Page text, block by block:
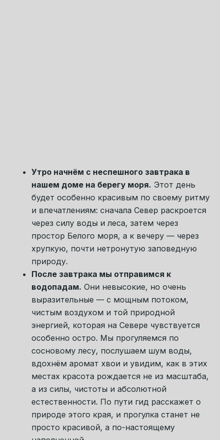
остаётся внутри надолго.
Вечером, перед ужином, у нас будет
возможность посетить
заповедник
, который находится всего в
нескольких минутах от нашего дома.
Возьмём бинокли и отправимся наблюдать
закраснокнижными птицами, а под
ногами будем замечать редкие полярные
растения, которые делают эту северную
природу ещё более ценной и тонкой. Это
будет красивое и очень спокойное
завершение дня — через тишину, внимание
к деталям и близость к живому,
настоящему Северу.
День 4. Спокойное завершение
путешествия